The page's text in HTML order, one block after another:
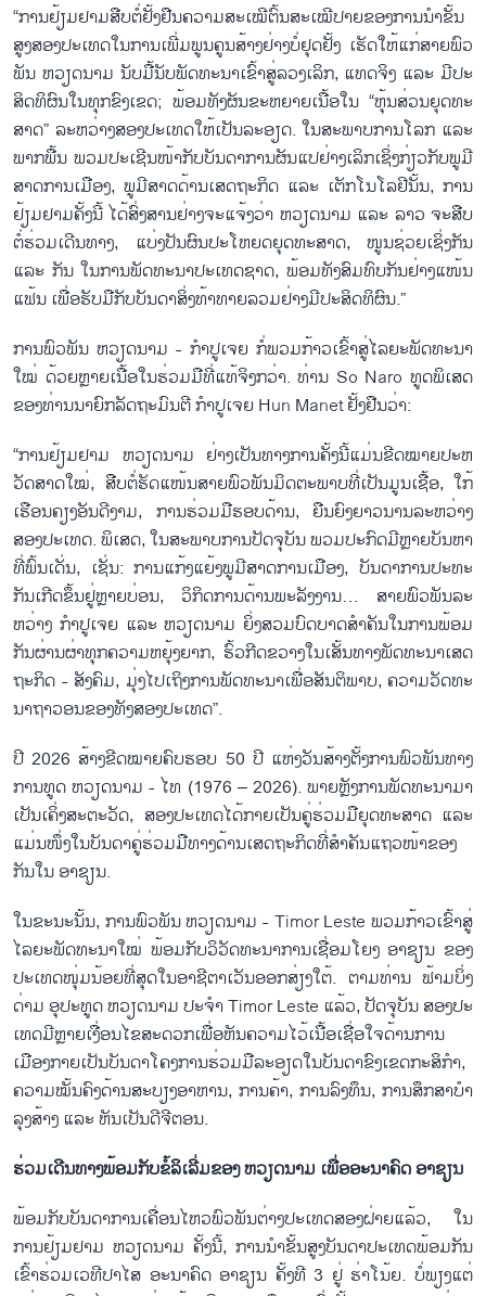
“ການ​ຢ້ຽມ​ຢາມ​ສືບ​ຕໍ່​ຢັ້ງ​ຢືນ​ຄວາມ​ສະ​ເໝີ​ຕົ້ນ​ສະ​ເໝີ​ປາຍ​ຂອງ​ການ​ນຳ​ຂັ້ນ​
ສູງ​ສອງ​ປະ​ເທດ​ໃນ​ການ​ເພີ່ມ​ພູນ​ຄູນ​ສ້າງ​ຢ່າງ​ບໍ່​ຢຸດ​ຢັ້ງ ເຮັດໃຫ້​ແກ່​ສາຍ​ພົວ​
ພັນ ຫວຽດ​ນາມ ນັບ​ມື້​ນັບ​ພັດ​ທະ​ນາ​ເຂົ້າ​ສູ່​ລວງ​ເລິກ, ແທດ​ຈິງ ແລະ ມີ​ປະ​
ສິດ​ທິ​ຜົນ​ໃນ​ທຸກ​ຂົງ​ເຂດ; ພ້ອມ​ທັງ​ຜັນ​ຂະ​ຫຍາຍ​ເນື້ອ​ໃນ “ຫຸ້ນ​ສ່ວນ​ຍຸດ​ທະ​
ສາດ​” ລະ​ຫວ່າງ​ສອງ​ປະ​ເທດ​ໃຫ້​ເປັນ​ລະ​ອຽດ. ໃນ​ສະ​ພາບ​ການ​ໂລກ ແລະ
ພາກ​ພື້ນ ພວມ​ປະ​ເຊີນ​ໜ້າ​ກັບ​ບັນ​ດາ​ການ​ຜັນ​ແປ​ຢ່າງ​ເລິກ​ເຊິ່ງ​ກ່ຽວ​ກັບ​ພູ​ມີ​
ສາດ​ການ​ເມືອງ, ພູ​ມີ​ສາດ​ດ້ານ​ເສດ​ຖະ​ກິດ ແລະ ເຕັກ​ໂນ​ໂລ​ຢີ​ນັ້ນ, ການ​
ຢ້ຽມ​ຢາມ​ຄັ້ງ​ນີ້ ໄດ້​ສົ່ງ​ສານ​ຢ່າງ​ຈະ​ແຈ້ງວ່າ ຫວຽດ​ນາມ ແລະ ລາວ ຈະ​ສືບ​
ຕໍ່​ຮ່ວມ​ເດີນ​ທາງ, ແບ່ງ​ປັນ​ຜົນ​ປະ​ໂຫຍດ​ຍຸດ​ທະ​ສາດ, ໜູນ​ຊ່ວຍ​ເຊິ່ງ​ກັນ
ແລະ ກັນ ໃນ​ການ​ພັດ​ທະ​ນາ​ປະ​ເທດ​ຊາດ, ພ້ອມ​ທັງ​ສົມ​ທົບ​ກັນ​ຢ່າງ​ແໜ້ນ​
ແຟ້ນ ເພື່ອ​ຮັບ​ມື​ກັບ​ບັນ​ດາ​ສິ່ງ​ທ້າ​ທາຍ​ລວມ​ຢ່າງ​ມີ​ປະ​ສິດ​ທິ​ຜົນ.”
ການ​ພົວ​ພັນ ຫວຽດ​ນາມ - ກຳ​ປູ​ເຈຍ ກໍ່​ພວມ​ກ້າວ​ເຂົ້າ​ສູ່​ໄລ​ຍະ​ພັດ​ທະ​ນາ​
ໃໝ່ ດ້ວຍຫຼາຍ​ເນື້ອ​ໃນ​ຮ່ວມ​ມື​ທີ່​ແທ້​ຈິງກວ່າ. ທ່ານ So Naro ທູດ​ພິ​ເສດ​
ຂອງ​ທ່ານ​ນາ​ຍົກ​ລັດ​ຖະ​ມົນ​ຕີ ກຳ​ປູ​ເຈຍ Hun Manet ຢັ້ງ​ຢືນ​ວ່າ:
“ການ​ຢ້ຽມ​ຢາມ ຫວຽດ​ນາມ ຢ່າງ​ເປັນ​ທາງ​ການ​ຄັ້ງ​ນີ້​ແມ່ນ​ຂີດ​ໝາຍ​ປະ​ຫ​
ວັດ​ສາດ​ໃໝ່, ສືບ​ຕໍ່​ຮັດ​ແໜ້ນ​ສາຍ​ພົວ​ພັນ​ມິດ​ຕະ​ພາບ​ທີ່​ເປັນ​ມູນ​ເຊື້ອ, ​ໃກ້​
ເຮືອນ​ຄຽງ​ອັນ​ດີ​ງາມ, ການ​ຮ່ວມ​ມື​ຮອບ​ດ້ານ, ຍືນ​ຍົງ​ຍາວ​ນານ​ລະ​ຫວ່າງ​
ສອງ​ປະ​ເທດ. ພິ​ເສດ, ໃນ​ສະ​ພາບ​ການ​ປັດ​ຈຸ​ບັນ ພວມ​ປະ​ກົດ​ມີ​ຫຼາຍ​ບັນ​ຫາ​
ທີ່​ພົ້ນ​ເດັ່ນ, ເຊັ່ນ: ການ​ແກ້​ງ​ແຍ້ງ​ພູ​ມີ​ສາດ​ການ​ເມືອງ, ບັນ​ດາ​ການ​ປະ​ທະ​
ກັນ​ເກີດ​ຂຶ້ນ​ຢູ່ຫຼາຍ​ບ່ອນ, ວິ​ກິດ​ການ​ດ້ານ​ພະ​ລັງ​ງານ… ສາຍ​ພົວ​ພັນລະ​
ຫວ່າງ ກຳ​ປູ​ເຈຍ ແລະ ຫວຽດ​ນາມ ຍິ່ງ​ສວມ​ບົດ​ບາດ​ສຳ​ຄັນ​ໃນ​ການ​ພ້ອມ​
ກັນ​ຜ່ານ​ຜ່າ​ທຸກ​ຄວາມ​ຫຍຸ້ງ​ຍາກ, ຮົ້ວ​ກີດ​ຂວາງ​ໃນ​ເສັ້ນ​ທາງ​ພັດ​ທະ​ນາ​ເສດ​
ຖະ​ກິດ - ສັງ​ຄົມ, ມຸ່ງ​ໄປ​ເຖິງ​ການ​ພັດ​ທະ​ນາ​ເພື່ອ​ສັນ​ຕິ​ພາບ, ຄວາມ​ວັດ​ທະ​
ນາ​ຖາ​ວອນ​ຂອງ​ທັງ​ສອງ​ປະ​ເທດ”.
ປີ 2026 ​ສ້າງ​ຂີດ​ໝາຍ​ຄົບ​ຮອບ 50 ປີ ແຫ່ງວັນ​ສ້າງ​ຕັ້ງ​ການ​ພົວ​ພັນ​ທາງ​
ການ​ທູດ ຫວຽດ​ນາມ - ໄທ (1976 – 2026). ພາຍຫຼັງ​ການ​ພັດ​ທະ​ນາ​ມາ​
ເປັນເຄິ່ງ​ສະ​ຕະ​ວັດ, ສອງ​ປະ​ເທດ​ໄດ້​ກາຍ​ເປັນ​ຄູ່​ຮ່ວມ​ມື​ຍຸດ​ທະ​ສາດ ແລະ
ແມ່ນ​ໜຶ່ງ​ໃນ​ບັນ​ດາ​ຄູ່​ຮ່ວມ​ມື​ທາງ​ດ້ານ​ເສດ​ຖະ​ກິດ​ທີ່​ສຳ​ຄັນ​ແຖວ​ໜ້າ​ຂອງ​
ກັນ​ໃນ ອາ​ຊຽນ.
ໃນ​ຂະ​ນະ​ນັ້ນ, ການ​ພົວ​ພັນ ຫວຽດ​ນາມ - Timor Leste ພວມ​ກ້າວ​ເຂົ້າ​ສູ່​
ໄລ​ຍະ​ພັດ​ທະ​ນາ​ໃໝ່ ພ້ອມ​ກັບ​ວິ​ວັດ​ທະ​ນາ​ການ​ເຊື່ອມ​ໂຍງ ອາ​ຊຽນ ຂອງ​
ປະ​ເທດ​ໜຸ່ມນ້ອຍ​ທີ່​ສຸດ​ໃນ​ອາ​ຊີ​ຕ​​າເວັນ​ອອກ​ສ່ຽງ​ໃຕ້. ​ຕາມ​ທ່ານ ຟ້າມ​ບິ່ງ​
ດ່າມ ອຸ​ປະ​ທູດ ຫວຽດ​ນາມ ປະ​ຈຳ Timor Leste ແລ້ວ, ປັດ​ຈຸ​ບັນ ສອງ​ປະ​
ເທດ​ມີຫຼາຍ​ເງື່ອນ​ໄຂ​ສະ​ດວກ​ເພື່ອ​ຫັນ​ຄວາມ​ໄວ້​ເນື້ອ​ເຊື່​ອ​ໃຈ​ດ້ານ​ການ​
ເມືອງກາຍ​ເປັນ​ບັນ​ດາ​ໂຄງ​ການ​ຮ່ວມ​ມື​ລະ​ອຽດ​ໃນ​ບັນ​ດາ​ຂົງ​ເຂ​ດ​ກະ​ສິ​ກຳ,
ຄວາມ​ໝັ້ນ​ຄົງ​ດ້ານ​ສະ​ບຽງ​ອາ​ຫານ, ການ​ຄ້າ, ການ​ລົງ​ທຶນ, ການ​ສຶກ​ສາ​ບຳ​
ລຸງ​ສ້າງ ແລະ ຫັນ​ເປັນ​ດີ​ຈີ​ຕອນ.
ຮ່ວມ​ເດີນ​ທາງ​ພ້ອມ​ກັບ​ຂໍ້​ລິ​ເລີ່ມ​ຂອງ ຫວຽດ​ນາມ ເພື່ອ​ອະ​ນາ​ຄົດ ອາ​ຊຽນ
ພ້ອມ​ກັບ​ບັນ​ດາ​ການ​ເຄື່ອນ​ໄຫວ​ພົວ​ພັນ​ຕ່າງ​ປະ​ເທດ​ສອງ​ຝ່າຍ​ແລ້ວ, ໃນ​
ການ​ຢ້ຽມ​ຢາມ ຫວຽດ​ນາມ ຄັ້ງ​ນີ້, ການ​ນຳ​ຂັ້ນ​ສູງ​ບັນ​ດາ​ປະ​ເທດ​ພ້ອມ​ກັນ​
ເຂົ້າ​ຮ່ວມ​ເວ​ທີ​ປາ​ໄສ ອະ​ນາ​ຄົດ​ ອາ​ຊຽນ ຄັ້ງ​ທີ 3 ຢູ່ ຮ່າ​ໂນ້ຍ. ບໍ່ພຽງ​ແຕ່​